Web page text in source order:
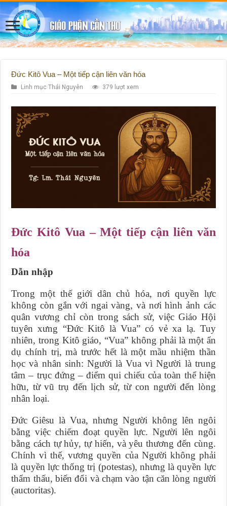
Đức Kitô Vua – Một tiếp cận liên văn hóa
Linh mục Thái Nguyên 379 lượt xem
Đức Kitô Vua – Một tiếp cận liên văn
hóa
Dẫn nhập
Trong một thế giới dân chủ hóa, nơi quyền lực
không còn gắn với ngai vàng, và nơi hình ảnh các
quân vương chỉ còn trong sách sử, việc Giáo Hội
tuyên xưng “Đức Kitô là Vua” có vẻ xa lạ. Tuy
nhiên, trong Kitô giáo, “Vua” không phải là một ẩn
dụ chính trị, mà trước hết là một mầu nhiệm thần
học và nhân sinh: Người là Vua vì Người là trung
tâm – trục đứng – điểm qui chiếu của toàn thể hiện
hữu, từ vũ trụ đến lịch sử, từ con người đến lòng
nhân loại.
Đức Giêsu là Vua, nhưng Người không lên ngôi
bằng việc chiếm đoạt quyền lực. Người lên ngôi
bằng cách tự hủy, tự hiến, và yêu thương đến cùng.
Chính vì thế, vương quyền của Người không phải
là quyền lực thống trị (potestas), nhưng là quyền lực
thẩm thấu, biến đổi và chạm vào tận căn lòng người
(auctoritas).